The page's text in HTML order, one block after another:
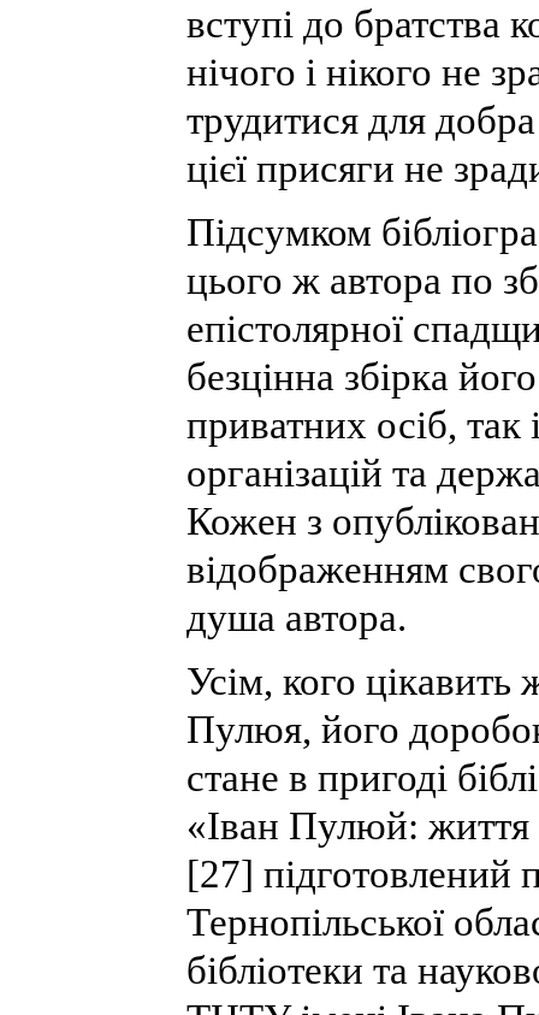
вступі до братства
нічого і нікого не
трудитися для
цієї присяги не
Підсумком
цього ж автора по
епістолярної
безцінна збірка
приватних осіб, так
організацій та
Кожен з
відображенням
душа автора.
Усім, кого цікавить
Пулюя, його
стане в пригоді
«Іван Пулюй: життя
[27] підготовлений
Тернопільської
бібліотеки та